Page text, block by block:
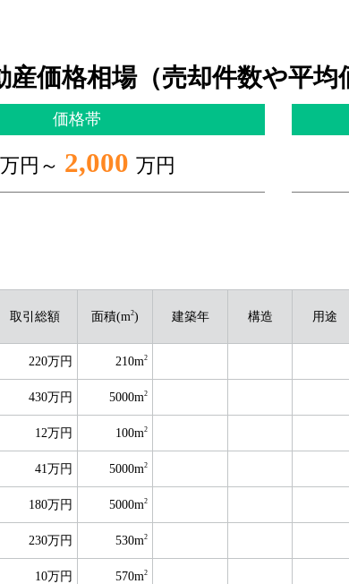
価格相場（売却件数や平均
価格帯
万円～ 2,000 万円
取引総額
面積(m2) 建築年 構造 用途
220万円 210m2
430万円 5000m2
12万円 100m2
41万円 5000m2
180万円 5000m2
230万円 530m2
10万円 570m2